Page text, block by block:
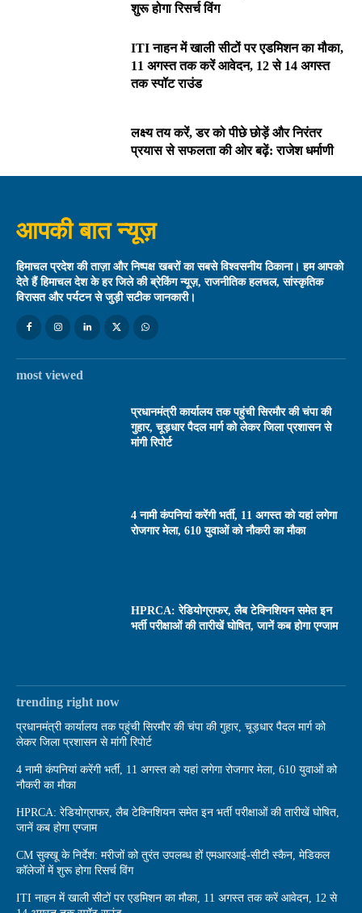
शुरू होगा रिसर्च विंग
ITI नाहन में खाली सीटों पर एडमिशन का मौका,
11 अगस्त तक करें आवेदन, 12 से 14 अगस्त
तक स्पॉट राउंड
लक्ष्य तय करें, डर को पीछे छोड़ें और निरंतर
प्रयास से सफलता की ओर बढ़ें: राजेश धर्माणी
आपकी बात न्यूज़
हिमाचल प्रदेश की ताज़ा और निष्पक्ष खबरों का सबसे विश्वसनीय ठिकाना। हम आपको
देते हैं हिमाचल देश के हर जिले की ब्रेकिंग न्यूज़, राजनीतिक हलचल, सांस्कृतिक
विरासत और पर्यटन से जुड़ी सटीक जानकारी।
most viewed
प्रधानमंत्री कार्यालय तक पहुंची सिरमौर की चंपा की
गुहार, चूड़धार पैदल मार्ग को लेकर जिला प्रशासन से
मांगी रिपोर्ट
4 नामी कंपनियां करेंगी भर्ती, 11 अगस्त को यहां लगेगा
रोजगार मेला, 610 युवाओं को नौकरी का मौका
HPRCA: रेडियोग्राफर, लैब टेक्निशियन समेत इन
भर्ती परीक्षाओं की तारीखें घोषित, जानें कब होगा एग्जाम
trending right now
प्रधानमंत्री कार्यालय तक पहुंची सिरमौर की चंपा की गुहार, चूड़धार पैदल मार्ग को
लेकर जिला प्रशासन से मांगी रिपोर्ट
4 नामी कंपनियां करेंगी भर्ती, 11 अगस्त को यहां लगेगा रोजगार मेला, 610 युवाओं को
नौकरी का मौका
HPRCA: रेडियोग्राफर, लैब टेक्निशियन समेत इन भर्ती परीक्षाओं की तारीखें घोषित,
जानें कब होगा एग्जाम
CM सुक्खू के निर्देश: मरीजों को तुरंत उपलब्ध हों एमआरआई-सीटी स्कैन, मेडिकल
कॉलेजों में शुरू होगा रिसर्च विंग
ITI नाहन में खाली सीटों पर एडमिशन का मौका, 11 अगस्त तक करें आवेदन, 12 से